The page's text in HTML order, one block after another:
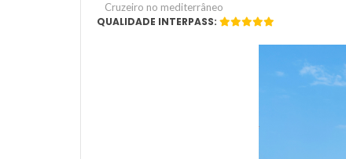
Cruzeiro no mediterrâneo
QUALIDADE INTERPASS: